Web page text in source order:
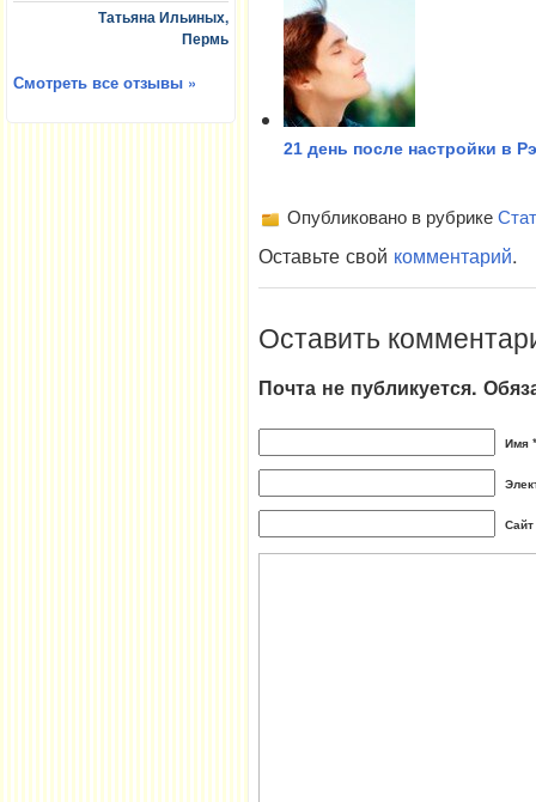
Татьяна Ильиных,
Пермь
Смотреть все отзывы »
21 день после настройки в
Опубликовано в рубрике
Оставьте свой комментарий.
Оставить
Почта не публикуется.
Имя *
Сайт